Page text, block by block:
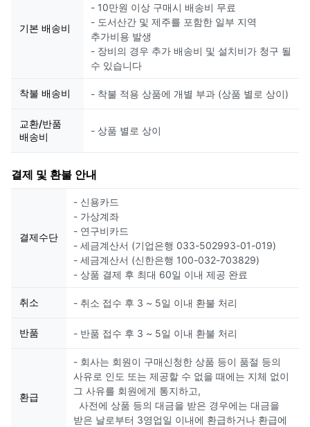
기본 배송비
- 10만원 이상 구매시 배송비 무료
- 도서산간 및 제주를 포함한 일부 지역
추가비용 발생
- 장비의 경우 추가 배송비 및 설치비가 청구 될
수 있습니다
착불 배송비 - 착불 적용 상품에 개별 부과 (상품 별로 상이)
교환/반품
배송비
- 상품 별로 상이
결제 및 환불 안내
결제수단
- 신용카드
- 가상계좌
- 연구비카드
- 세금계산서 (기업은행 033-502993-01-019)
- 세금계산서 (신한은행 100-032-703829)
- 상품 결제 후 최대 60일 이내 제공 완료
취소 - 취소 접수 후 3 ~ 5일 이내 환불 처리
반품 - 반품 접수 후 3 ~ 5일 이내 환불 처리
환급
- 회사는 회원이 구매신청한 상품 등이 품절 등의
사유로 인도 또는 제공할 수 없을 때에는 지체 없이
그 사유를 회원에게 통지하고,
사전에 상품 등의 대금을 받은 경우에는 대금을
받은 날로부터 3영업일 이내에 환급하거나 환급에